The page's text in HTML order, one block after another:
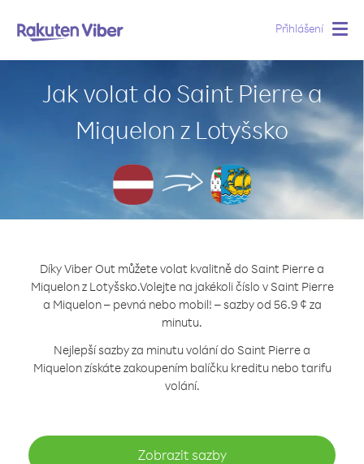
Přihlášení
Jak volat do Saint Pierre a
Miquelon z Lotyšsko
Díky Viber Out můžete volat kvalitně do Saint Pierre a
Miquelon z Lotyšsko.Volejte na jakékoli číslo v Saint Pierre
a Miquelon – pevná nebo mobil! – sazby od 56.9 ¢ za
minutu.
Nejlepší sazby za minutu volání do Saint Pierre a
Miquelon získáte zakoupením balíčku kreditu nebo tarifu
volání.
Zobrazit sazby